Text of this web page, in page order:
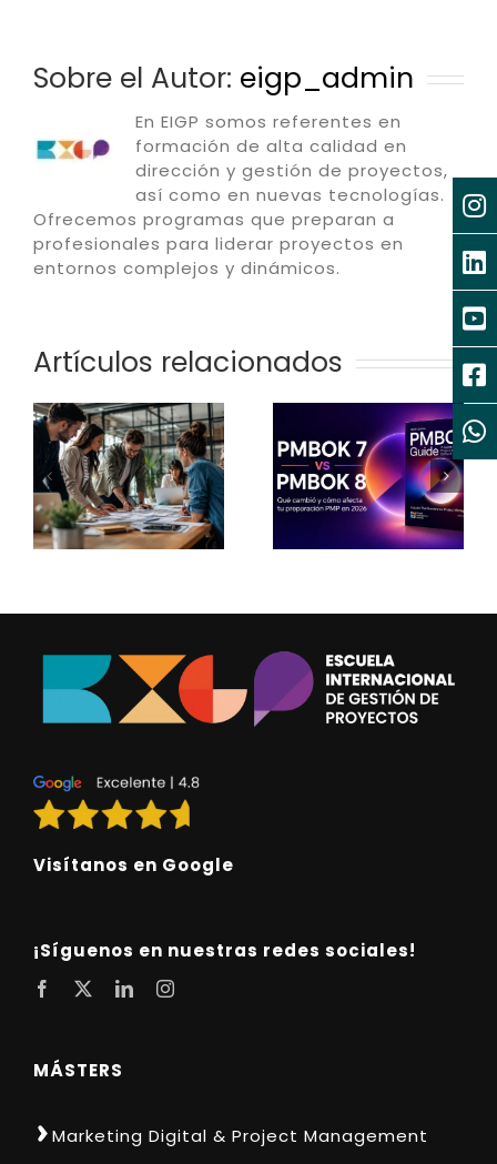
Sobre el Autor: eigp_admin
En EIGP somos referentes en
formación de alta calidad en
dirección y gestión de proyectos,
así como en nuevas tecnologías.
Ofrecemos programas que preparan a
profesionales para liderar proyectos en
entornos complejos y dinámicos.
Artículos relacionados
Visítanos en Google
¡Síguenos en nuestras redes sociales!
MÁSTERS
Marketing Digital & Project Management